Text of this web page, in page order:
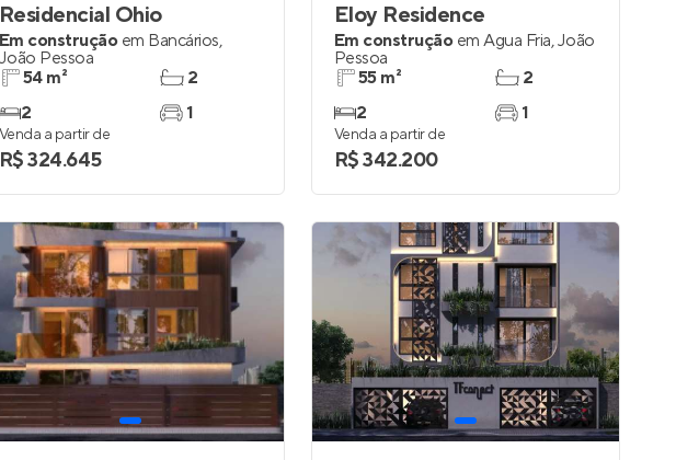
Residencial Ohio
Em construção em Bancários,
João Pessoa
54 m²
2
2
1
Venda a partir de
R$ 324.645
Eloy Residence
Em construção em Água Fria,João
Pessoa
55 m²
2
2
1
Venda a partir de
R$ 342.200